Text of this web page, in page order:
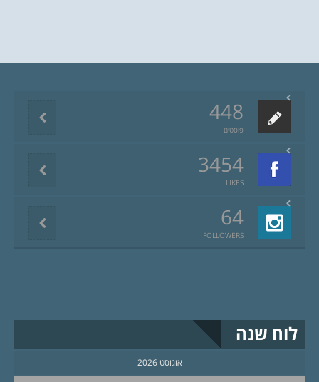
448
פוסטים
3454
LIKES
64
FOLLOWERS
לוח שנה
אוגוסט 2026